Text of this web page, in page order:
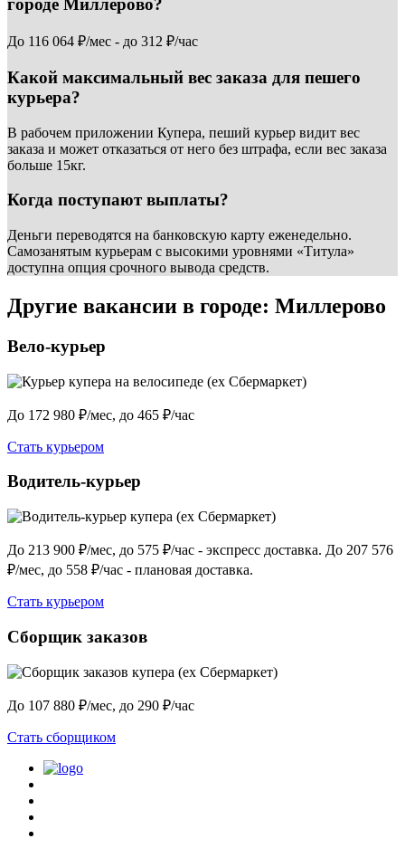
До 116 064 ₽/мес - до 312 ₽/час
Какой максимальный вес заказа для пешего
курьера?
В рабочем приложении Купера, пеший курьер видит вес
заказа и может отказаться от него без штрафа, если вес заказа
больше 15кг.
Когда поступают выплаты?
Деньги переводятся на банковскую карту еженедельно.
Самозанятым курьерам с высокими уровнями «Титула»
доступна опция срочного вывода средств.
Другие вакансии в городе: Миллерово
Вело-курьер
До 172 980 ₽/мес, до 465 ₽/час
Стать курьером
Водитель-курьер
До 213 900 ₽/мес, до 575 ₽/час - экспресс доставка. До 207 576
₽/мес, до 558 ₽/час - плановая доставка.
Стать курьером
Сборщик заказов
До 107 880 ₽/мес, до 290 ₽/час
Стать сборщиком